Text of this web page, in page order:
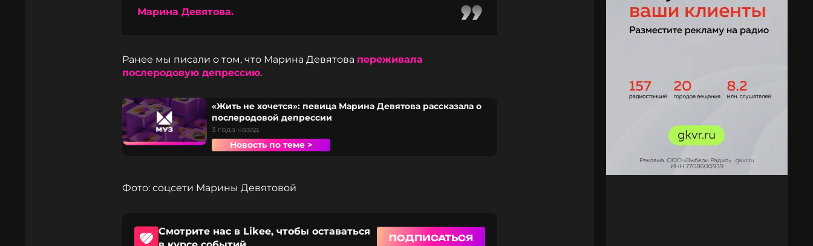
Марина Девятова.
Ранее мы писали о том, что Марина Девятова переживала
послеродовую депрессию.
«Жить не хочется»: певица Марина Девятова рассказала о
послеродовой депрессии
3 года назад
Новость по теме >
Фото: соцсети Марины Девятовой
Смотрите нас в Likee, чтобы оставаться
ПОДПИСАТЬСЯ